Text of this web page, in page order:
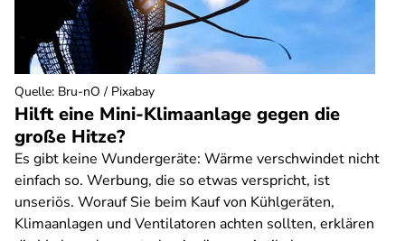
Hilft eine Mini-Klimaanlage gegen die
große Hitze?
Es gibt keine Wundergeräte: Wärme verschwindet nicht
einfach so. Werbung, die so etwas verspricht, ist
unseriös. Worauf Sie beim Kauf von Kühlgeräten,
Klimaanlagen und Ventilatoren achten sollten, erklären
Quelle: Bru-nO / Pixabay